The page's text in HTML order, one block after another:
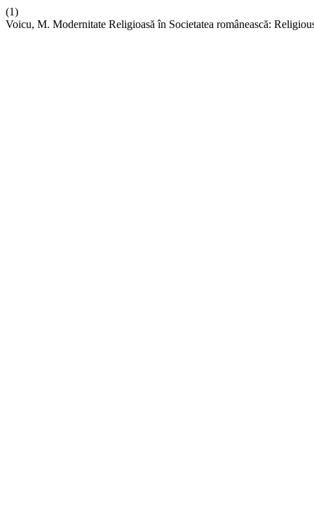
(1)
Voicu, M. Modernitate Religioasă în Societatea românească: